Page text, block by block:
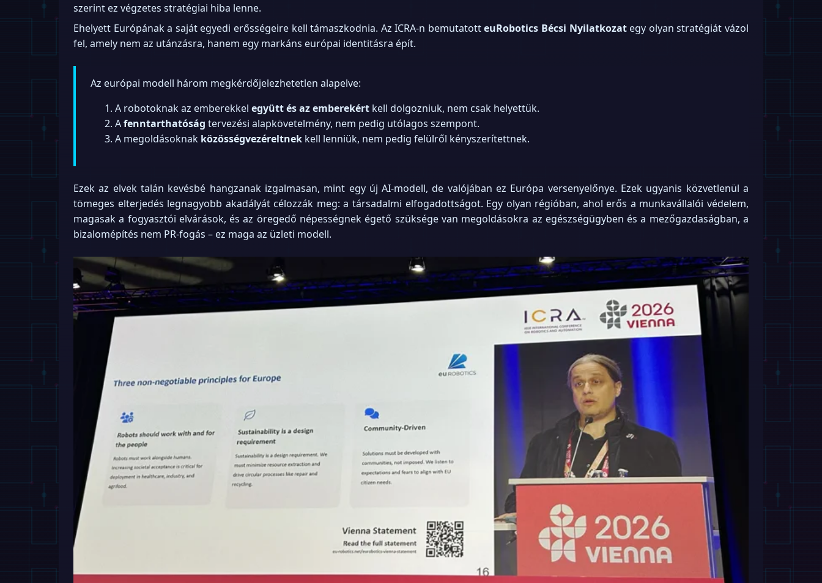
szerint ez végzetes stratégiai hiba lenne.
Ehelyett Európának a saját egyedi erősségeire kell támaszkodnia. Az ICRA-n bemutatotteuRobotics Bécsi Nyilatkozategy olyan stratégiát vázol
fel, amely nem az utánzásra, hanem egy markáns európai identitásra épít.
Az európai modell három megkérdőjelezhetetlen alapelve:
A robotoknak az emberekkel együtt és az emberekért kell dolgozniuk, nem csak helyettük.
Afenntarthatóság tervezési alapkövetelmény, nem pedig utólagos szempont.
A megoldásoknak közösségvezéreltnek kell lenniük, nem pedig felülről kényszerítettnek.
Ezek az elvek talán kevésbé hangzanak izgalmasan, mint egy új AI-modell, de valójában ez Európa versenyelőnye. Ezek ugyanis közvetlenül a
tömeges elterjedés legnagyobb akadályát célozzák meg: a társadalmi elfogadottságot. Egy olyan régióban, ahol erős a munkavállalói védelem,
magasak a fogyasztói elvárások, és az öregedő népességnek égető szüksége van megoldásokra az egészségügyben és a mezőgazdaságban, a
bizalomépítés nem PR-fogás – ez maga az üzleti modell.